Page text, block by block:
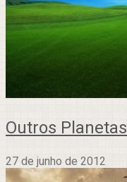
Outros Planetas
27 de junho de 2012